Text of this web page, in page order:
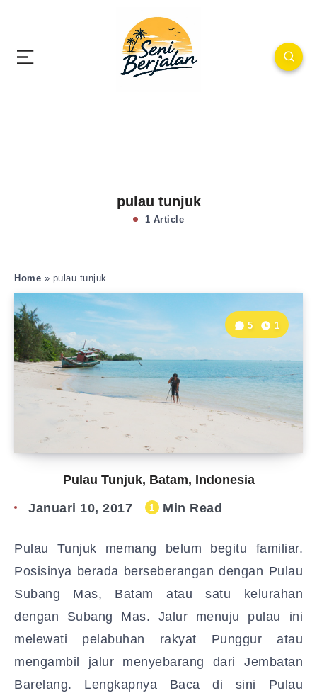
pulau tunjuk
1 Article
Home » pulau tunjuk
Pulau Tunjuk, Batam, Indonesia
5 1
Januari 10, 2017 1 Min Read
Pulau Tunjuk memang belum begitu familiar.
Posisinya berada berseberangan dengan Pulau
Subang Mas, Batam atau satu kelurahan
dengan Subang Mas. Jalur menuju pulau ini
melewati pelabuhan rakyat Punggur atau
mengambil jalur menyebarang dari Jembatan
Barelang. Lengkapnya Baca di sini Pulau